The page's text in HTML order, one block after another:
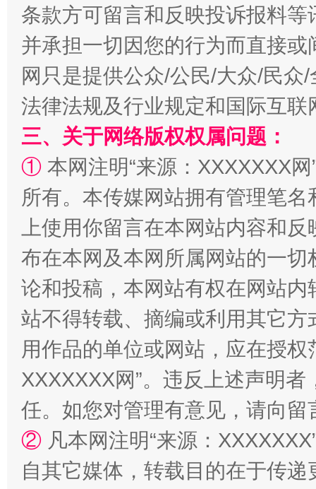
扯下公款旅游的“隐身衣” 如何以
“蜀中异人”王建安的艺术幻境
条款方可留言和反映投诉报料
并承担一切因您的行为而直接
网只是提供公众/公民/大众/民
法律法规及行业规定和国际互
三、关于网络版权权属问题：
① 本网注明“来源：XXXXXXX
所有。本传媒网站拥有管理笔
上使用你留言在本网站内容和
布在本网及本网所属网站的一
论和投稿，本网站有权在网站
站不得转载、摘编或利用其它
用作品的单位或网站，应在授
XXXXXXX网”。违反上述声明
任。如您对管理有意见，请向
② 凡本网注明“来源：
自其它媒体，转载目的在于传